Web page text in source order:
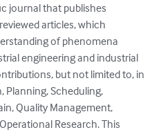
journal that publishes
articles, which
of phenomena
engineering and industrial
but not limited to, in
Planning, Scheduling,
Quality Management,
Research. This